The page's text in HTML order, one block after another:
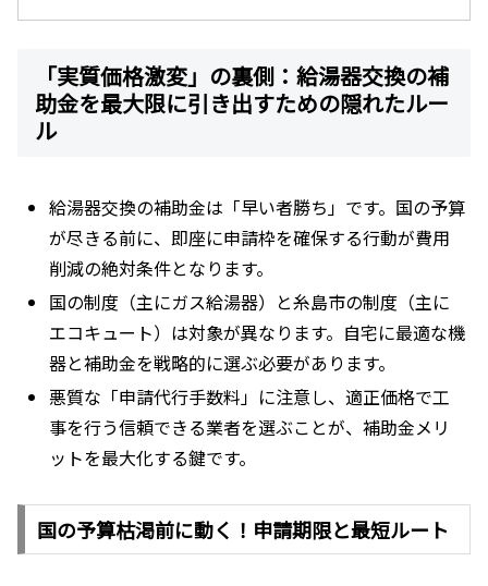
「実質価格激変」の裏側：給湯器交換の補
助金を最大限に引き出すための隠れたルー
ル
給湯器交換の補助金は「早い者勝ち」です。国の予算
が尽きる前に、即座に申請枠を確保する行動が費用
削減の絶対条件となります。
国の制度（主にガス給湯器）と糸島市の制度（主に
エコキュート）は対象が異なります。自宅に最適な機
器と補助金を戦略的に選ぶ必要があります。
悪質な「申請代行手数料」に注意し、適正価格で工
事を行う信頼できる業者を選ぶことが、補助金メリ
ットを最大化する鍵です。
国の予算枯渇前に動く！申請期限と最短ルート